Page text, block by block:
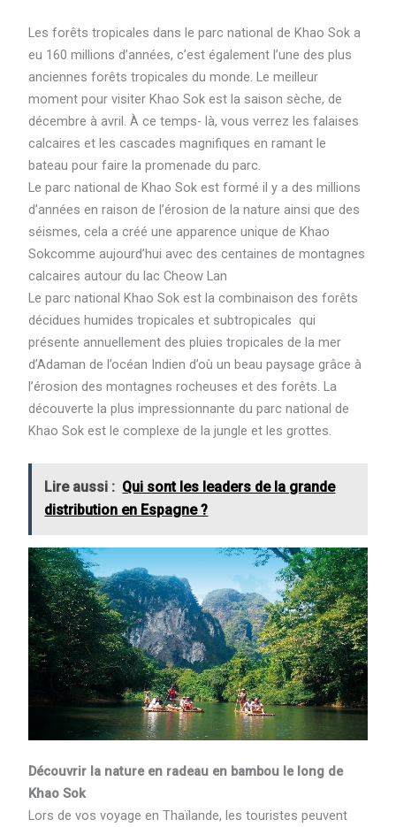
Les forêts tropicales dans le parc national de Khao Sok a
eu 160 millions d’années, c’est également l’une des plus
anciennes forêts tropicales du monde. Le meilleur
moment pour visiter Khao Sok est la saison sèche, de
décembre à avril. À ce temps- là, vous verrez les falaises
calcaires et les cascades magnifiques en ramant le
bateau pour faire la promenade du parc.
Le parc national de Khao Sok est formé il y a des millions
d’années en raison de l’érosion de la nature ainsi que des
séismes, cela a créé une apparence unique de Khao
Sokcomme aujourd’hui avec des centaines de montagnes
calcaires autour du lac Cheow Lan
Le parc national Khao Sok est la combinaison des forêts
décidues humides tropicales et subtropicales qui
présente annuellement des pluies tropicales de la mer
d’Adaman de l’océan Indien d’où un beau paysage grâce à
l’érosion des montagnes rocheuses et des forêts. La
découverte la plus impressionnante du parc national de
Khao Sok est le complexe de la jungle et les grottes.
Lire aussi : Qui sont les leaders de la grande
distribution en Espagne ?
Découvrir la nature en radeau en bambou le long de
Khao Sok
Lors de vos voyage en Thaïlande, les touristes peuvent